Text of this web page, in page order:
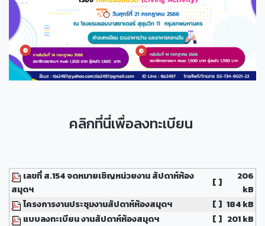
คลิกที่นี่เพื่อลงทะเบียน
เลขที่ ส.154 จดหมายเชิญหน่วยงาน สัปดาห์ห้อง
สมุดฯ
[ ]
206
kB
โครงการงานประชุมงานสัปดาห์ห้องสมุดฯ
[ ] 184 kB
แบบลงทะเบียน งานสัปดาห์ห้องสมุดฯ
[ ] 201 kB